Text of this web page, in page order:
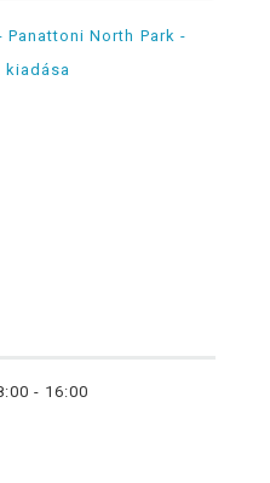
Panattoni North Park -
kiadása
- 16:00